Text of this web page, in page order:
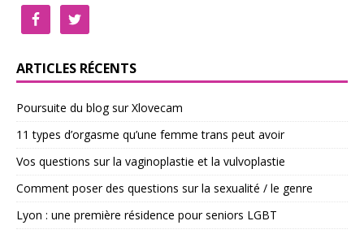
ARTICLES RÉCENTS
Poursuite du blog sur Xlovecam
11 types d’orgasme qu’une femme trans peut avoir
Vos questions sur la vaginoplastie et la vulvoplastie
Comment poser des questions sur la sexualité / le genre
Lyon : une première résidence pour seniors LGBT